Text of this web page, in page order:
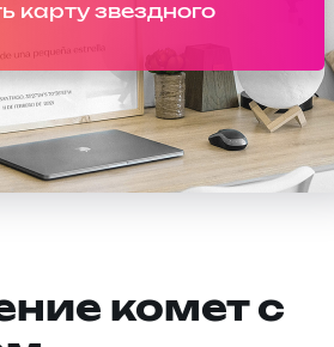
карту звездного
комет с